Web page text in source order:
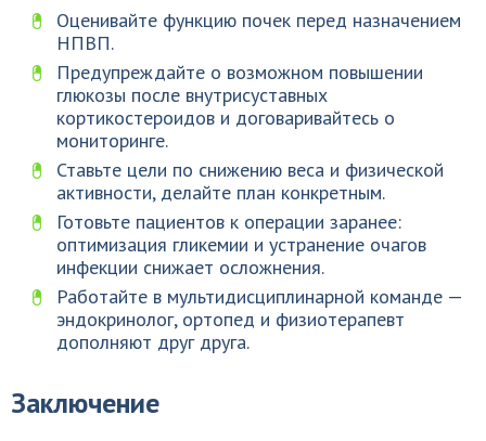
Оценивайте функцию почек перед назначением
НПВП.
Предупреждайте о возможном повышении
глюкозы после внутрисуставных
кортикостероидов и договаривайтесь о
мониторинге.
Ставьте цели по снижению веса и физической
активности, делайте план конкретным.
Готовьте пациентов к операции заранее:
оптимизация гликемии и устранение очагов
инфекции снижает осложнения.
Работайте в мультидисциплинарной команде —
эндокринолог, ортопед и физиотерапевт
дополняют друг друга.
Заключение